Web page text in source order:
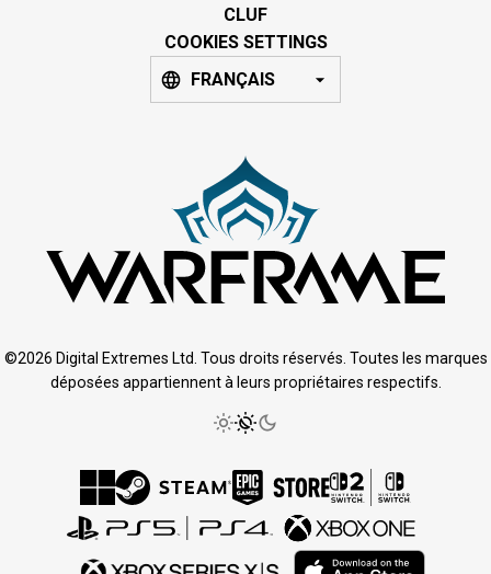
CLUF
COOKIES SETTINGS
FRANÇAIS
©2026 Digital Extremes Ltd. Tous droits réservés. Toutes les marques
déposées appartiennent à leurs propriétaires respectifs.